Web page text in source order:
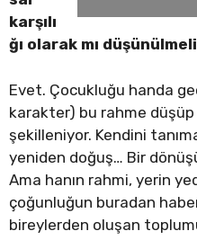
karşılı
ğı olarak mı
Evet. Çocukluğu handa
karakter) bu rahme
şekilleniyor. Kendini
yeniden doğuş… Bir
Ama hanın rahmi, yerin
çoğunluğun buradan
bireylerden oluşan